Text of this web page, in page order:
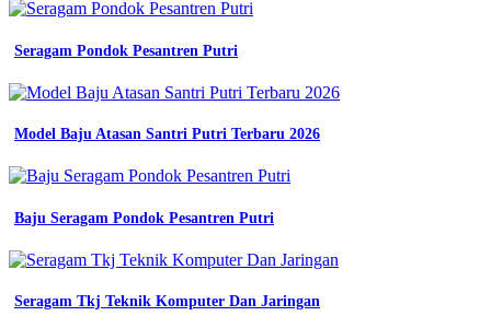
konveksi
kerja
murah
bandung
seragam
bandung
kotabi
087808189049
konveksi
baju
berkualitas
Seragam Pondok Pesantren Putri
Model Baju Atasan Santri Putri Terbaru 2026
Baju Seragam Pondok Pesantren Putri
Seragam Tkj Teknik Komputer Dan Jaringan